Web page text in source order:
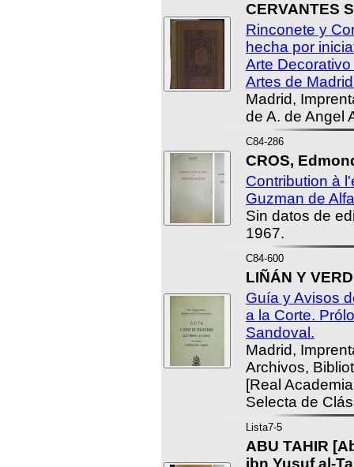
CERVANTES
Rinconete y
hecha por
Arte
Artes de
Madrid,
de A. de Angel
C84-286
CROS,
Contribution à
Guzman de
Sin datos de
1967.
C84-600
LIÑÁN Y
Guía y Avisos
a la Corte.
Sandoval.
Madrid,
Archivos,
[Real
Selecta de
Lista7-5
ABU TAHIR
ibn Yusuf al-